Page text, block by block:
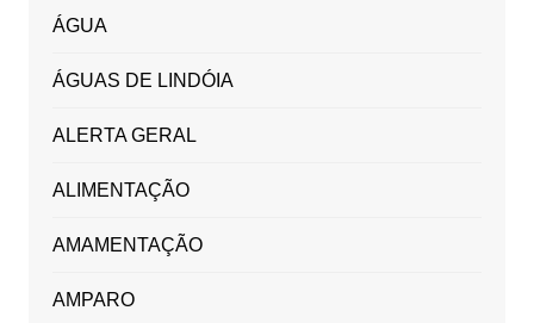
ÁGUA
ÁGUAS DE LINDÓIA
ALERTA GERAL
ALIMENTAÇÃO
AMAMENTAÇÃO
AMPARO